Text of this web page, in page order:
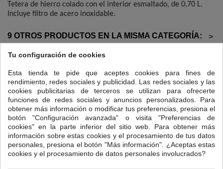
Tetera de hierro colado con el interior esmaltado, de 0,70 L.
Incluye filtro de acero inoxidable.
9 OTROS PRODUCTOS EN LA MISMA CATEGORÍA:
>
Tu configuración de cookies
Esta tienda te pide que aceptes cookies para fines de
rendimiento, redes sociales y publicidad. Las redes sociales y las
cookies publicitarias de terceros se utilizan para ofrecerte
funciones de redes sociales y anuncios personalizados. Para
obtener más información o modificar tus preferencias, presiona el
botón "Configuración avanzada" o visita "Preferencias de
cookies" en la parte inferior del sitio web. Para obtener más
información sobre estas cookies y el procesamiento de tus datos
personales, presiona el botón "Más información". ¿Aceptas estas
cookies y el procesamiento de datos personales involucrados?